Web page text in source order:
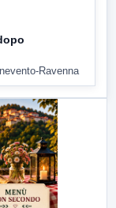
Ravenna